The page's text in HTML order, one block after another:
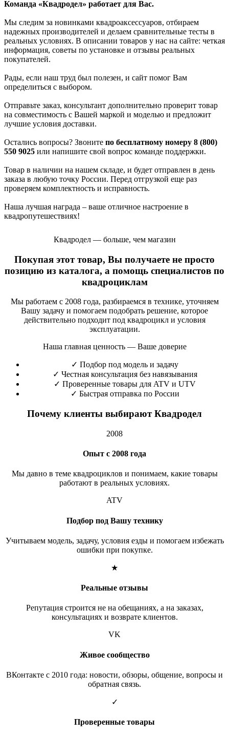
Команда «Квадродел» работает для Вас.
Мы следим за новинками квадроаксессуаров, отбираем
надежных производителей и делаем сравнительные тесты в
реальных условиях. В описании товаров у нас на сайте: четкая
информация, советы по установке и отзывы реальных
покупателей.
Рады, если наш труд был полезен, и сайт помог Вам
определиться с выбором.
Отправьте заказ, консультант дополнительно проверит товар
на совместимость с Вашей маркой и моделью и предложит
лучшие условия доставки.
Остались вопросы? Звоните по бесплатному номеру 8 (800)
550 9025 или напишите свой вопрос команде поддержки.
Товар в наличии на нашем складе, и будет отправлен в день
заказа в любую точку России. Перед отгрузкой еще раз
проверяем комплектность и исправность.
Наша лучшая награда – ваше отличное настроение в
квадропутешествиях!
Квадродел — больше, чем магазин
Покупая этот товар, Вы получаете не просто
позицию из каталога, а помощь специалистов по
квадроциклам
Мы работаем с 2008 года, разбираемся в технике, уточняем
Вашу задачу и помогаем подобрать решение, которое
действительно подходит под квадроцикл и условия
эксплуатации.
Наша главная ценность — Ваше доверие
✓ Подбор под модель и задачу
✓ Честная консультация без навязывания
✓ Проверенные товары для ATV и UTV
✓ Быстрая отправка по России
Почему клиенты выбирают Квадродел
2008
Опыт с 2008 года
Мы давно в теме квадроциклов и понимаем, какие товары
работают в реальных условиях.
ATV
Подбор под Вашу технику
Учитываем модель, задачу, условия езды и помогаем избежать
ошибки при покупке.
★
Реальные отзывы
Репутация строится не на обещаниях, а на заказах,
консультациях и возврате клиентов.
VK
Живое сообщество
ВКонтакте с 2010 года: новости, обзоры, общение, вопросы и
обратная связь.
✓
Проверенные товары